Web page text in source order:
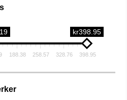
kr398.95
188.38 258.57 328.76 398.95